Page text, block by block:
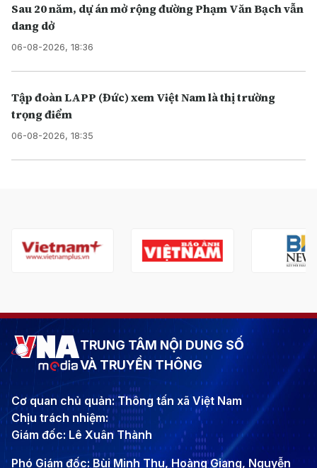
Sau 20 năm, dự án mở rộng đường Phạm Văn Bạch vẫn
dang dở
06-08-2026, 18:36
Tập đoàn LAPP (Đức) xem Việt Nam là thị trường
trọng điểm
06-08-2026, 18:35
TRUNG TÂM NỘI DUNG SỐ
VÀ TRUYỀN THÔNG
Cơ quan chủ quản: Thông tấn xã Việt Nam
Chịu trách nhiệm:
Giám đốc: Lê Xuân Thành
Phó Giám đốc: Bùi Minh Thu, Hoàng Giang, Nguyễn